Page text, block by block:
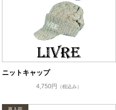
ニットキャップ
4,750円 （税込み）